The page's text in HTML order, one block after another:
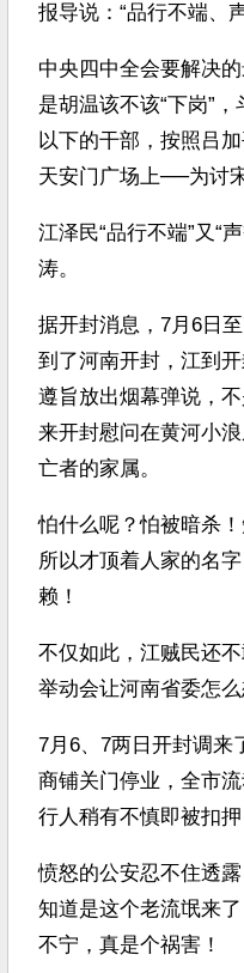
报导说：“品行不端、
中央四中全会要解决
是胡温该不该“下岗”
以下的干部，按照吕
天安门广场上──为讨
江泽民“品行不端”又“
涛。
据开封消息，7月6日
到了河南开封，江到
遵旨放出烟幕弹说，
来开封慰问在黄河小
亡者的家属。
怕什么呢？怕被暗杀
所以才顶着人家的名
赖！
不仅如此，江贼民还
举动会让河南省委怎
7月6、7两日开封调来
商铺关门停业，全市
行人稍有不慎即被扣
愤怒的公安忍不住透
知道是这个老流氓来
不宁，真是个祸害！